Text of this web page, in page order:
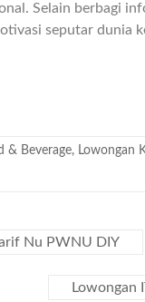
Selain berbagi
seputar dunia
& Beverage, Lowongan
Nu PWNU DIY
Lowongan